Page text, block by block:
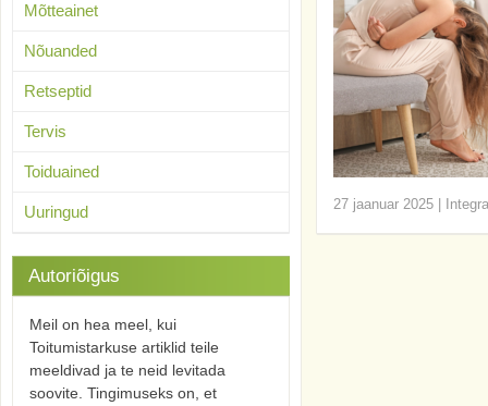
27 jaanuar 2025
Mõtteainet
Nõuanded
Retseptid
Tervis
Toiduained
Uuringud
Autoriõigus
Meil on hea meel, kui
Toitumistarkuse artiklid teile
meeldivad ja te neid levitada
soovite. Tingimuseks on, et